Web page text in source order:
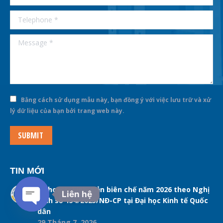
Telephone *
Message *
Bằng cách sử dụng mẫu này, bạn đồng ý với việc lưu trữ và xử
lý dữ liệu của bạn bởi trang web này.
SUBMIT
TIN MỚI
Kế hoạch Tinh giản biên chế năm 2026 theo Nghị
định số 154/2025/NĐ-CP tại Đại học Kinh tế Quốc
dân
Liên hệ
Open chaty